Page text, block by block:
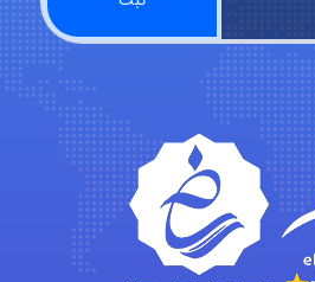
emami
ehtesham
Iman Hosseini